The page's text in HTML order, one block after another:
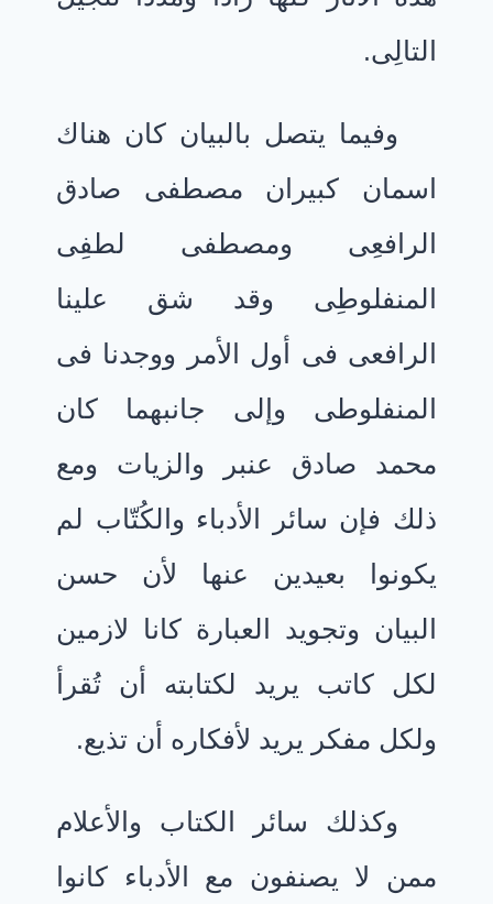
التالِى.
وفيما يتصل بالبيان كان هناك
اسمان كبيران مصطفى صادق
الرافعِى ومصطفى لطفِى
المنفلوطِى وقد شق علينا
الرافعى فى أول الأمر ووجدنا فى
المنفلوطى وإلى جانبهما كان
محمد صادق عنبر والزيات ومع
ذلك فإن سائر الأدباء والكُتّاب لم
يكونوا بعيدين عنها لأن حسن
البيان وتجويد العبارة كانا لازمين
لكل كاتب يريد لكتابته أن تُقرأ
ولكل مفكر يريد لأفكاره أن تذيع.
وكذلك سائر الكتاب والأعلام
ممن لا يصنفون مع الأدباء كانوا